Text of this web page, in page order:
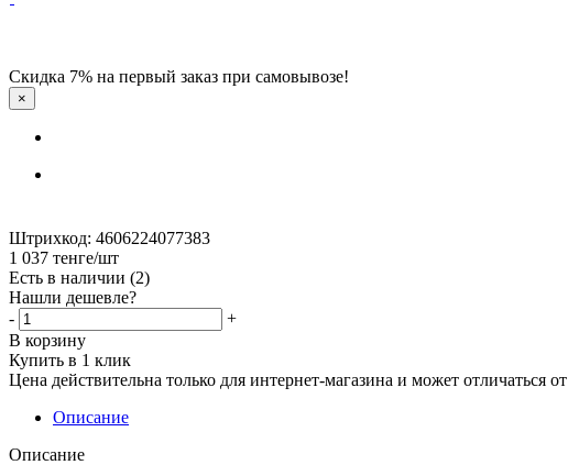
Есть в наличии(2)
Нашли дешевле?
-
В корзину
Купить в 1 клик
Цена действительна только для интернет-магазина и может отличаться
Описание
Описание